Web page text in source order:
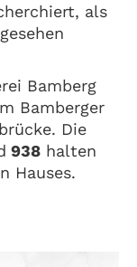
als
Bamberg
Bamberger
Die
938 halten
Hauses.